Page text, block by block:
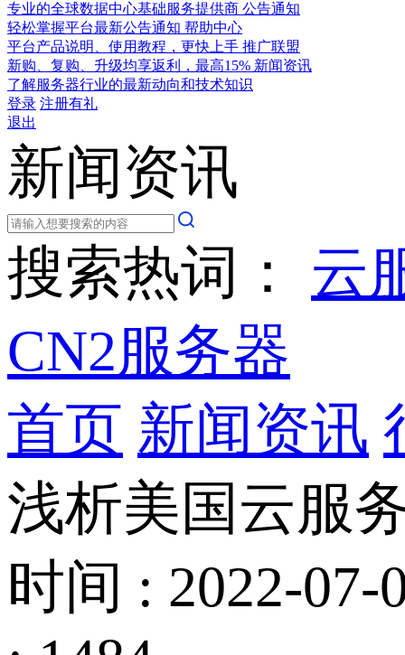
专业的全球数据中心基础服务提供商 公告通知
轻松掌握平台最新公告通知 帮助中心
平台产品说明、使用教程，更快上手 推广联盟
新购、复购、升级均享返利，最高15% 新闻资讯
了解服务器行业的最新动向和技术知识
登录 注册有礼
退出
新闻资讯
搜索热词： 云
CN2服务器
首页 新闻资讯
浅析美国云服
时间 : 2022-07-